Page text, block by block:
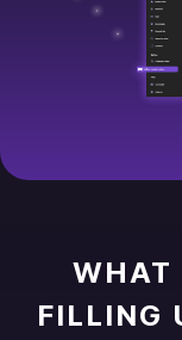
WHAT
FILLING